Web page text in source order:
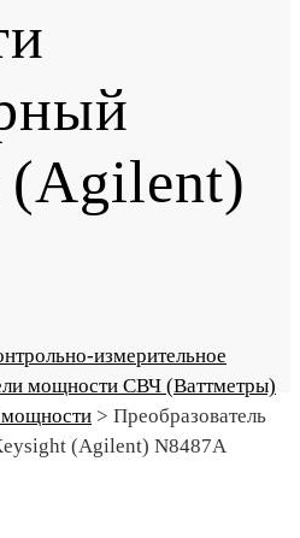
(Agilent)
измерительное
мощности СВЧ (Ваттметры)
мощности > Преобразователь
(Agilent) N8487A